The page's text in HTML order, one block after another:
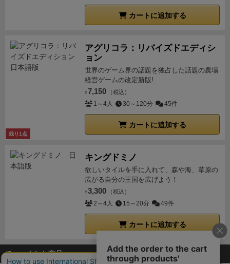
カートに追加する
残り1点
アグリコラ：リバイズドエディシ
ョン
世界のゲーム界の話題を独占した話題の農場
経営ゲームの改定新版!
¥ 7,150 （税込）
1～4人 30～120分 45件
カートに追加する
キングドミノ
欲しいタイルを手に入れて、森や海、草原の
広がる自分の王国を広げよう！
¥ 3,300 （税込）
2～4人 15～20分 49件
カートに追加する
チェックした商品